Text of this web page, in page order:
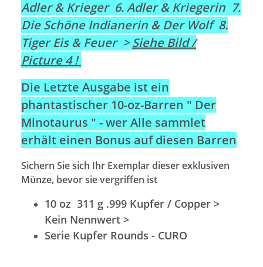
Adler & Krieger 6. Adler & Kriegerin 7.
Die Schöne Indianerin & Der Wolf 8.
Tiger Eis & Feuer >Siehe Bild /
Picture 4 !
Die Letzte Ausgabe ist ein
phantastischer 10-oz-Barren " Der
Minotaurus " - wer Alle sammlet
erhält einen Bonus auf diesen Barren
Sichern Sie sich Ihr Exemplar dieser exklusiven
Münze, bevor sie vergriffen ist
10 oz 311 g .999 Kupfer / Copper >
Kein Nennwert >
Serie Kupfer Rounds - CURO